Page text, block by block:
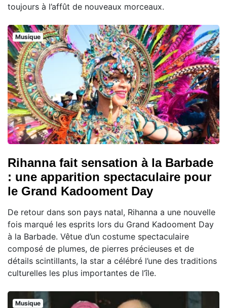
toujours à l’affût de nouveaux morceaux.
Musique
Rihanna fait sensation à la Barbade
: une apparition spectaculaire pour
le Grand Kadooment Day
De retour dans son pays natal, Rihanna a une nouvelle
fois marqué les esprits lors du Grand Kadooment Day
à la Barbade. Vêtue d’un costume spectaculaire
composé de plumes, de pierres précieuses et de
détails scintillants, la star a célébré l’une des traditions
culturelles les plus importantes de l’île.
Musique